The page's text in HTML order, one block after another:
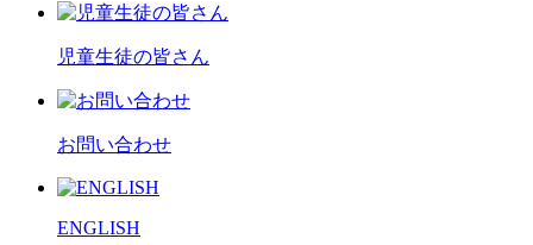
児童生徒の皆さん
お問い合わせ
ENGLISH